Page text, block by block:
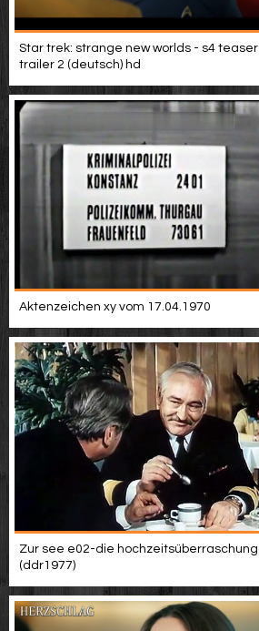
Star trek: strange new worlds - s4 teaser
trailer 2 (deutsch) hd
Aktenzeichen xy vom 17.04.1970
Zur see e02-die hochzeitsüberraschung
(ddr1977)